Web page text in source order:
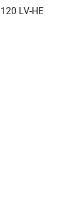
LV-HE